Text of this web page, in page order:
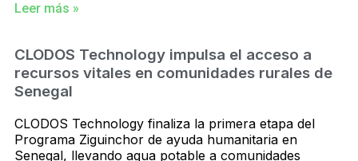
Leer más »
CLODOS Technology impulsa el acceso a
recursos vitales en comunidades rurales de
Senegal
CLODOS Technology finaliza la primera etapa del
Programa Ziguinchor de ayuda humanitaria en
Senegal, llevando agua potable a comunidades